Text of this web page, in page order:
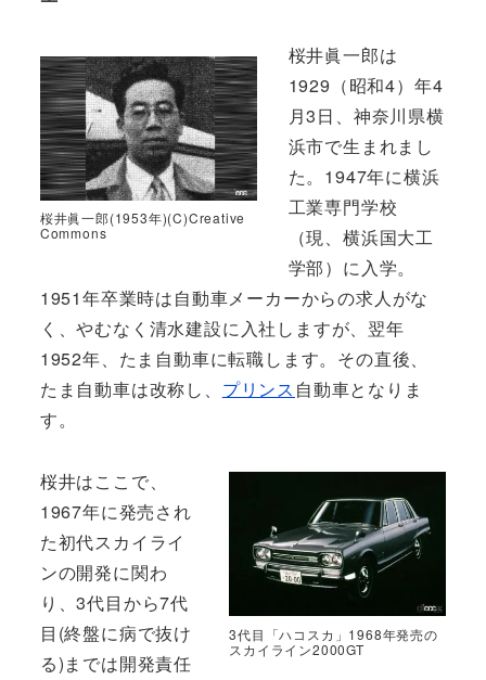
桜井眞一郎(1953年)(C)Creative
Commons
桜井眞一郎は
1929（昭和4）年4
月3日、神奈川県横
浜市で生まれまし
た。1947年に横浜
工業専門学校
（現、横浜国大工
学部）に入学。
1951年卒業時は自動車メーカーからの求人がな
く、やむなく清水建設に入社しますが、翌年
1952年、たま自動車に転職します。その直後、
たま自動車は改称し、 プリンス 自動車となりま
す。
3代目「ハコスカ」1968年発売の
スカイライン2000GT
桜井はここで、
1967年に発売され
た初代スカイライ
ンの開発に関わ
り、3代目から7代
目(終盤に病で抜け
る)までは開発責任